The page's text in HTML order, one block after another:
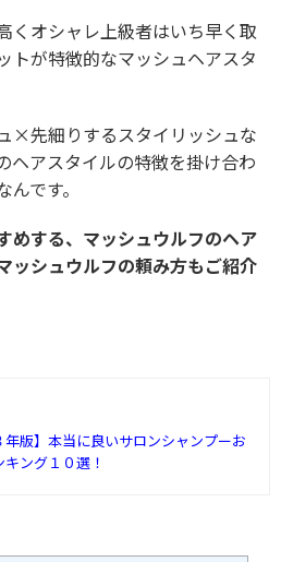
くオシャレ上級者はいち早く取
トが特徴的なマッシュヘアスタ
×先細りするスタイリッシュな
ヘアスタイルの特徴を掛け合わ
んです。
めする、マッシュウルフのヘア
ッシュウルフの頼み方もご紹介
年版】本当に良いサロンシャンプーお
ング１０選！